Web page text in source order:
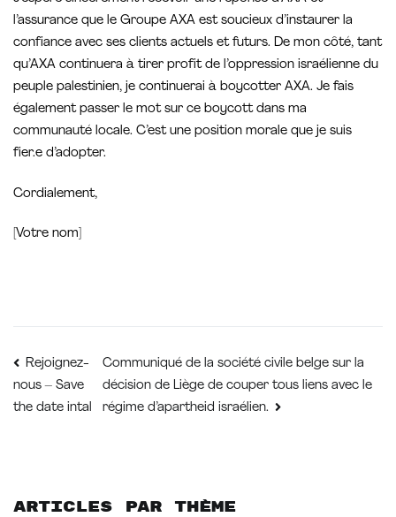
l’assurance que le Groupe AXA est soucieux d’instaurer la
confiance avec ses clients actuels et futurs. De mon côté, tant
qu’AXA continuera à tirer profit de l’oppression israélienne du
peuple palestinien, je continuerai à boycotter AXA. Je fais
également passer le mot sur ce boycott dans ma
communauté locale. C’est une position morale que je suis
fier.e d’adopter.
Cordialement,
[Votre nom]
Navigation
de
Rejoignez-
nous – Save
the date intal
Communiqué de la société civile belge sur la
décision de Liège de couper tous liens avec le
régime d’apartheid israélien.
Articles par thème